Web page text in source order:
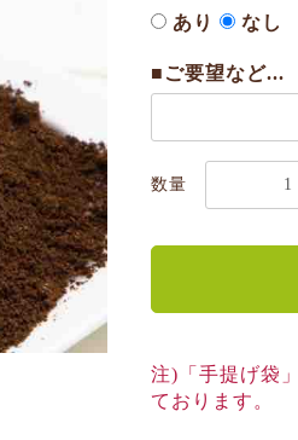
あり なし
■ご要望など...
数量
注)「手提げ袋
ております。